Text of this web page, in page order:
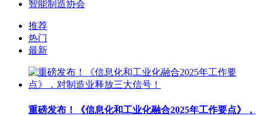
智能制造协会
推荐
热门
最新
重磅发布！《信息化和工业化融合2025年工作要点》，